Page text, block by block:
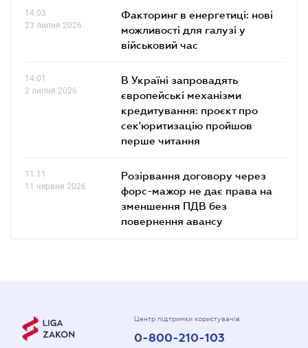
14.03
23 липня 2026
Факторинг в енергетиці: нові
можливості для галузі у
військовий час
14.01
2 липня 2026
В Україні запровадять
європейські механізми
кредитування: проєкт про
сек'юритизацію пройшов
перше читання
11.11
11 червня 2026
Розірвання договору через
форс-мажор не дає права на
зменшення ПДВ без
повернення авансу
Центр підтримки користувачів
0-800-210-103